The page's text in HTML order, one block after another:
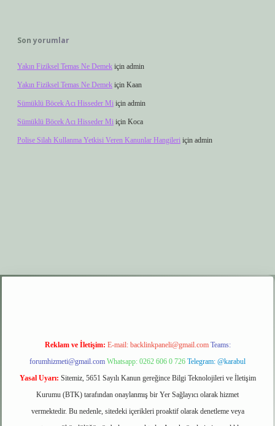
Son yorumlar
Yakın Fiziksel Temas Ne Demek için admin
Yakın Fiziksel Temas Ne Demek için Kaan
Sümüklü Böcek Acı Hisseder Mi için admin
Sümüklü Böcek Acı Hisseder Mi için Koca
Polise Silah Kullanma Yetkisi Veren Kanunlar Hangileri için admin
elexbet giriş
Reklam ve İletişim: E-mail: backlinkpaneli@gmail.com Teams:
forumhizmeti@gmail.com Whatsapp: 0262 606 0 726 Telegram: @karabul
Yasal Uyarı: Sitemiz, 5651 Sayılı Kanun gereğince Bilgi Teknolojileri ve İletişim
Kurumu (BTK) tarafından onaylanmış bir Yer Sağlayıcı olarak hizmet
vermektedir. Bu nedenle, sitedeki içerikleri proaktif olarak denetleme veya